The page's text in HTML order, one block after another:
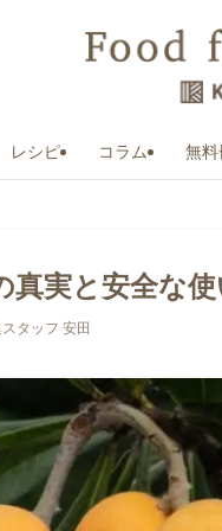
レシピ コラム 無料
実と安全な
タッフ 安田